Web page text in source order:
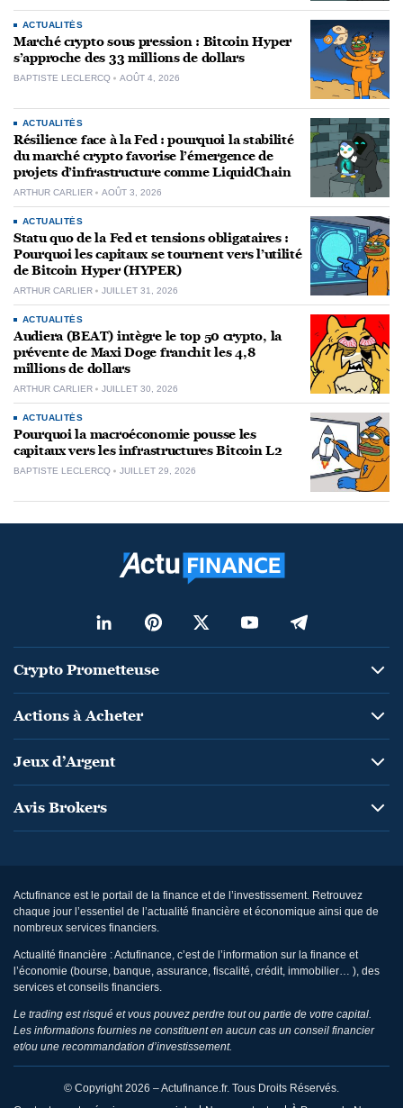
ACTUALITÉS
Marché crypto sous pression : Bitcoin Hyper
s’approche des 33 millions de dollars
BAPTISTE LECLERCQ AOÛT 4, 2026
ACTUALITÉS
Résilience face à la Fed : pourquoi la stabilité
du marché crypto favorise l’émergence de
projets d’infrastructure comme LiquidChain
ARTHUR CARLIER AOÛT 3, 2026
ACTUALITÉS
Statu quo de la Fed et tensions obligataires :
Pourquoi les capitaux se tournent vers l’utilité
de Bitcoin Hyper (HYPER)
ARTHUR CARLIER JUILLET 31, 2026
ACTUALITÉS
Audiera (BEAT) intègre le top 50 crypto, la
prévente de Maxi Doge franchit les 4,8
millions de dollars
ARTHUR CARLIER JUILLET 30, 2026
ACTUALITÉS
Pourquoi la macroéconomie pousse les
capitaux vers les infrastructures Bitcoin L2
BAPTISTE LECLERCQ JUILLET 29, 2026
Crypto Prometteuse
Actions à Acheter
Jeux d’Argent
Avis Brokers
Actufinance est le portail de la finance et de l’investissement. Retrouvez
chaque jour l’essentiel de l’actualité financière et économique ainsi que de
nombreux services financiers.
Actualité financière : Actufinance, c’est de l’information sur la finance et
l’économie (bourse, banque, assurance, fiscalité, crédit, immobilier… ), des
services et conseils financiers.
Le trading est risqué et vous pouvez perdre tout ou partie de votre capital.
Les informations fournies ne constituent en aucun cas un conseil financier
et/ou une recommandation d’investissement.
© Copyright 2026 – Actufinance.fr. Tous Droits Réservés.